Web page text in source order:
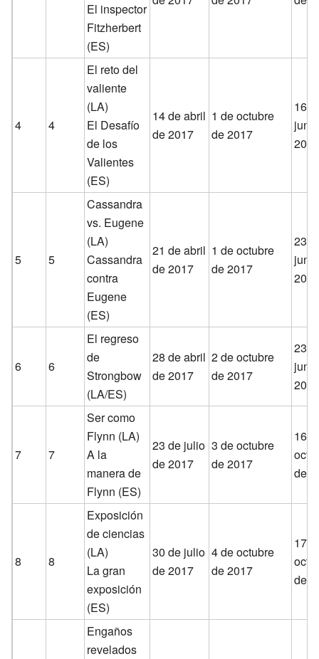
El inspector
Fitzherbert
(ES)
4 4
El reto del
valiente
(LA)
El Desafío
de los
Valientes
(ES)
14 de abril
de 2017
1 de octubre
de 2017
16
5 5
Cassandra
vs. Eugene
(LA)
Cassandra
contra
Eugene
(ES)
21 de abril
de 2017
1 de octubre
de 2017
23
6 6
El regreso
de
Strongbow
(LA/ES)
28 de abril
de 2017
2 de octubre
de 2017
23
7 7
Ser como
Flynn (LA)
A la
manera de
Flynn (ES)
23 de julio
de 2017
3 de octubre
de 2017
16
de
8 8
Exposición
de ciencias
(LA)
La gran
exposición
(ES)
30 de julio
de 2017
4 de octubre
de 2017
17
de
Engaños
revelados